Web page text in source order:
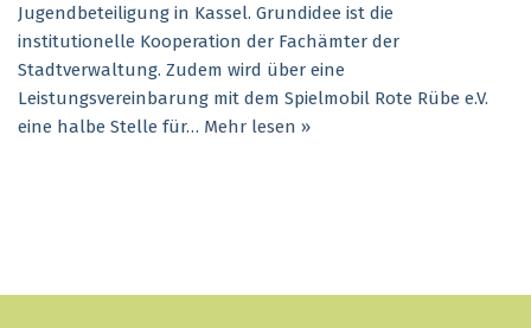
Jugendbeteiligung in Kassel. Grundidee ist die
institutionelle Kooperation der Fachämter der
Stadtverwaltung. Zudem wird über eine
Leistungsvereinbarung mit dem Spielmobil Rote Rübe e.V.
eine halbe Stelle für… Mehr lesen »